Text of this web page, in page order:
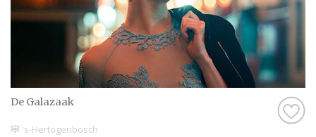
De Galazaak
's-Hertogenbosch